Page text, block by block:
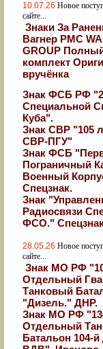
10.07.26 Новое
сайте...
Знаки За
Вагнер РМС
GROUP
комплект
вручёнка
Знак ФСБ РФ
Специальной
Куба".
Знак СВР "105
СВР-ПГУ"
Знак ФСБ
Пограничный
Военный
Спецзнак.
Знак
Радиосвязи
ФСО."
28.05.26 Новое
сайте...
Знак МО РФ
Отдельный
Танковый
"Дизель." ДНР.
Знак МО РФ
Отдельный
Батальон 104-